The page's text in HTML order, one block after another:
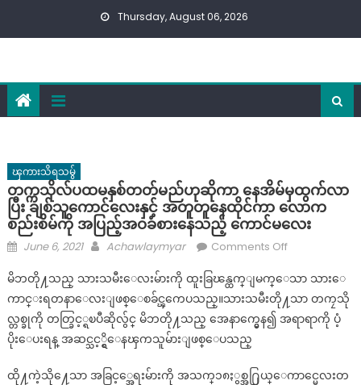
Thursday, August 06, 2026
ၾကားသိရသမွ်
တက္ကသိုလ်ပထမနှစ်တတ်မည်ဟုဆိုကာ နေအိမ်မှထွက်လာ
ပြီး ချစ်သူကောင်လေးနှင့် အတူတူနေထိုင်ကာ လောက
စည်းစိမ်ကို အပြည့်အဝခံစားနေသည့် ကောင်မလေး
Posted
June 6, 2021 Author
Achawlaymyar Comments Offon
ပထမ
နှစ်
တတ်
ဆို
မိဘတို႔သည္ သားသမီးေလးမ်ားကို ထူးခြၽန္ထက္ျမက္ေသာ သားေ
ကာင္းရတနာေလးျဖစ္ေစခ်င္ၾကေပသည္။သားသမီးတို႔သာ တကၠသို
လ္တစ္ခုကို တတ္ခြင့္ရၿပီဆိုလွ်င္ မိဘတို႔သည္ အေနာက္မွေန၍ အရာရာကို ပံ့
ပိုးေပးရန္ အဆင္သင့္ရွိေနၾကသူမ်ားျဖစ္ေပသည္
ထို႔ကဲ့သို႔ေသာ အခြင့္အေရးမ်ားကို အသက္၁၈ႏွစ္အ႐ြယ္ေကာင္မေလးတ